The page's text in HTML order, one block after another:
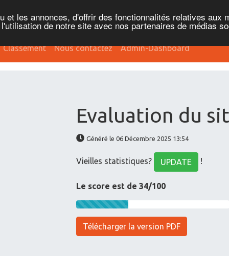
et les annonces, d'offrir des fonctionnalités relatives aux
de notre site avec nos partenaires de médias
Classement Nous contactez Admin-Dashboard
Evaluation du
Généré le 06 Décembre 2025 13:54
Vieilles statistiques? UPDATE !
Le score est de 34/100
Télécharger la version PDF